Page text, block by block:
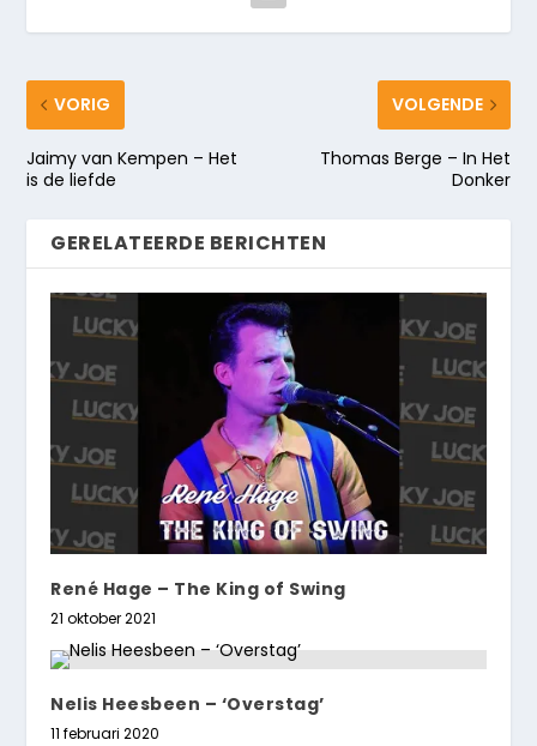
VORIG
Jaimy van Kempen – Het
is de liefde
VOLGENDE
Thomas Berge – In Het
Donker
GERELATEERDE BERICHTEN
René Hage – The King of Swing
21 oktober 2021
Nelis Heesbeen – ‘Overstag’
11 februari 2020